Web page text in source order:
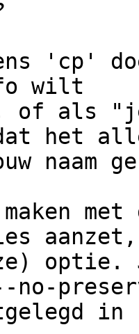
'cp'
wilt
of als
het
naam
aanzet,
no-